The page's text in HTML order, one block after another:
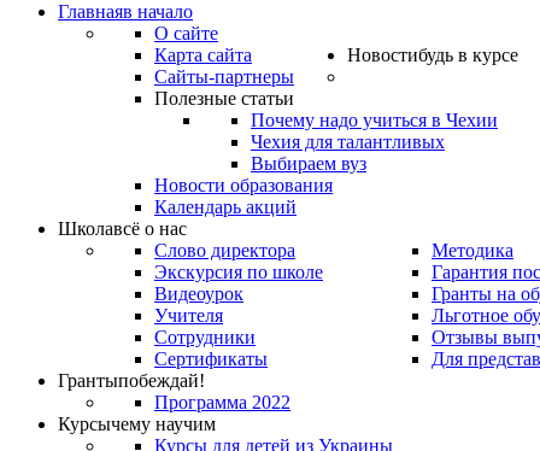
Главнаяв начало
О сайте
Карта сайта
Сайты-партнеры
Новостибудь в курсе
Полезные статьи
Почему надо учиться в Чехии
Чехия для талантливых
Выбираем вуз
Новости образования
Календарь акций
Школавсё о нас
Слово директора
Экскурсия по школе
Видеоурок
Учителя
Сотрудники
Сертификаты
Методика
Гарантия
Гранты на
Льготное
Отзывы
Для
Грантыпобеждай!
Программа 2022
Курсычему научим
Курсы для детей из Украины